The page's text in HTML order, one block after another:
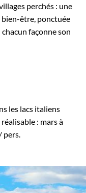
perchés : une
bien-être, ponctuée
chacun façonne son
les lacs italiens
: mars à
/ pers.